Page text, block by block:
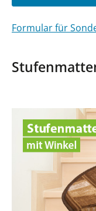
Formular für